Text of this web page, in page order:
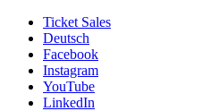
Ticket Sales
Deutsch
Facebook
Instagram
YouTube
LinkedIn